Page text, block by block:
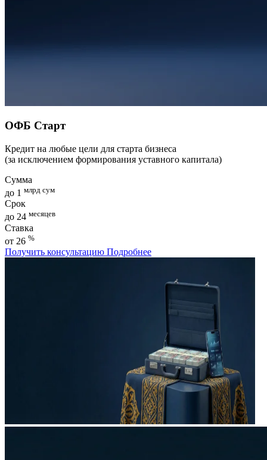
ОФБ Старт
Кредит на любые цели для старта бизнеса
(за исключением формирования уставного капитала)
Сумма
до 1 млрд сум
Срок
до 24 месяцев
Ставка
от 26 %
Получить консультацию Подробнее